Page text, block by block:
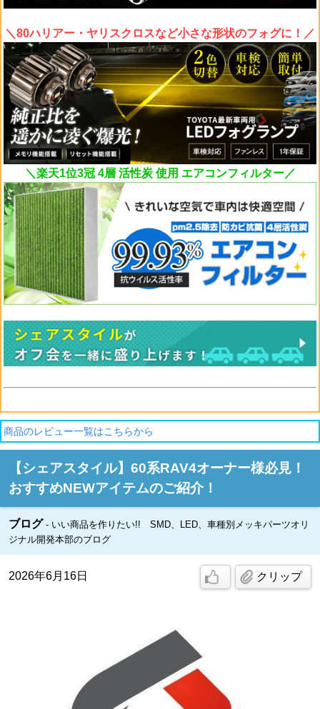
＼80ハリアー・ヤリスクロスなど小さな形状のフォグに！／
＼楽天1位3冠 4層 活性炭 使用 エアコンフィルター／
商品のレビュー一覧はこちらから
【シェアスタイル】60系RAV4オーナー様必見！
おすすめNEWアイテムのご紹介！
ブログ
いい商品を作りたい!! SMD、LED、車種別メッキパーツオリ
ジナル開発本部のブログ
2026年6月16日 クリップ